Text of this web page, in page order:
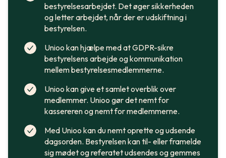
bestyrelsesarbejdet. Det øger sikkerheden
og letter arbejdet, når der er udskiftning i
bestyrelsen.
Unioo kan hjælpe med at GDPR-sikre
bestyrelsens arbejde og kommunikation
mellem bestyrelsesmedlemmerne.
Unioo kan give et samlet overblik over
medlemmer. Unioo gør det nemt for
kassereren og nemt for medlemmerne.
Med Unioo kan du nemt oprette og udsende
dagsorden. Bestyrelsen kan til- eller framelde
sig mødet og referatet udsendes og gemmes